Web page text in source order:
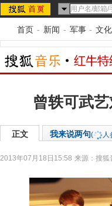
首页 - 新闻 - 军事 - 文化
曾轶可武
正文 我来说两句( 人
2013年07月18日15:58 来源： 搜狐